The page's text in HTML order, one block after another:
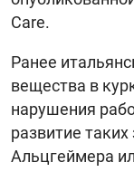
Care.
Ранее
вещества в
нарушения
развитие
Альцгеймера